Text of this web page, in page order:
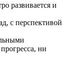
развивается и
с перспективой
ни